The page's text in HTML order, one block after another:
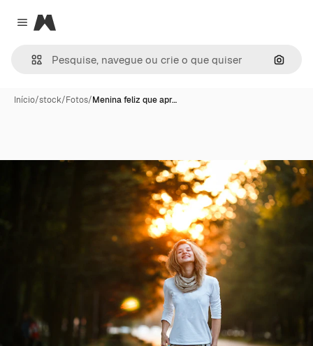
Close menu
Magnific
Início/stock/Fotos/Menina feliz que apr…